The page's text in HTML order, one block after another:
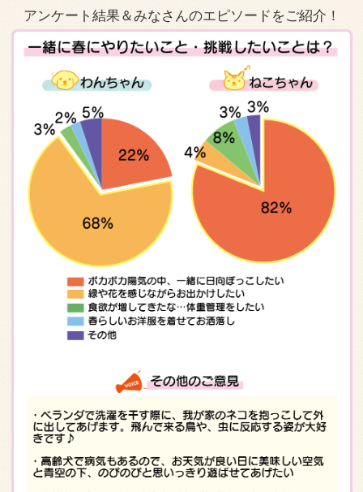
アンケート結果＆みなさんのエピソードをご紹介！